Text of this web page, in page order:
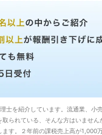
士を紹介しています。流通業、
られている、そんな方はいませ
す。２年前の課税売上高が1,000